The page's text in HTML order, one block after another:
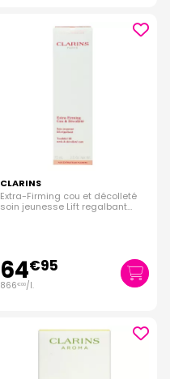
CLARINS
Extra-Firming cou et décolleté
soin jeunesse Lift regalbant
64€95
866€00/l.